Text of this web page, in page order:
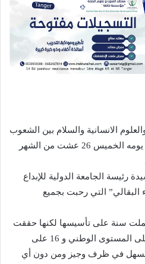
الانسانية والسلام بين الشعوب
بإيقاد الشمعة الأولى لتأسيسها يومه الخميس 26 عشت من الشهر
رئيسة الجامعة الدولية للإبداع
البقالي” التي رحبت بجميع
سنة على تأسيسها لكنها حققت
الكثير، تاسست سبع جهويات على المستوى الوطني و 16 على
في ظرف وجيز ومن دون أي